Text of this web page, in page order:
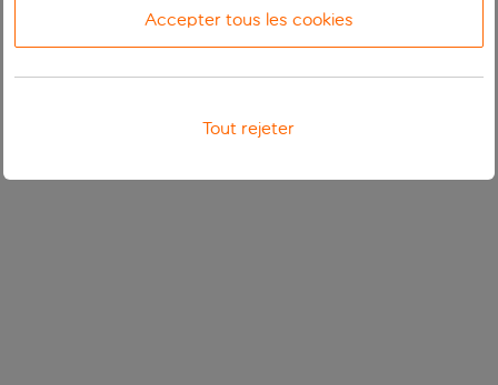
Accepter tous les cookies
Tout rejeter